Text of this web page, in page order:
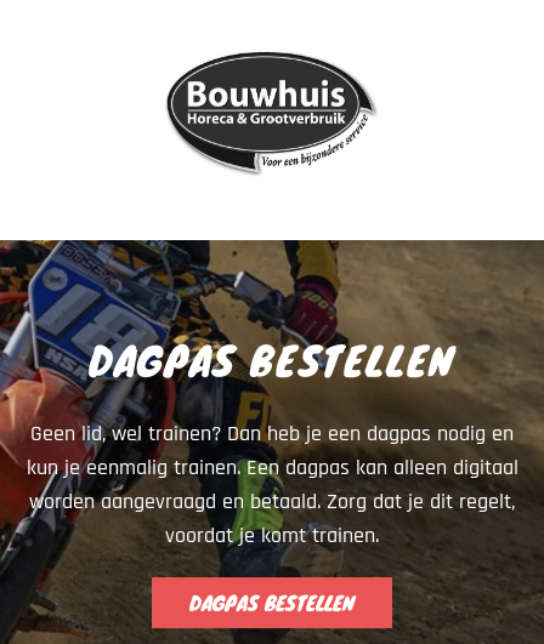
DAGPAS BESTELLEN
Geen lid, wel trainen? Dan heb je een dagpas nodig en
kun je eenmalig trainen. Een dagpas kan alleen digitaal
worden aangevraagd en betaald. Zorg dat je dit regelt,
voordat je komt trainen.
DAGPAS BESTELLEN